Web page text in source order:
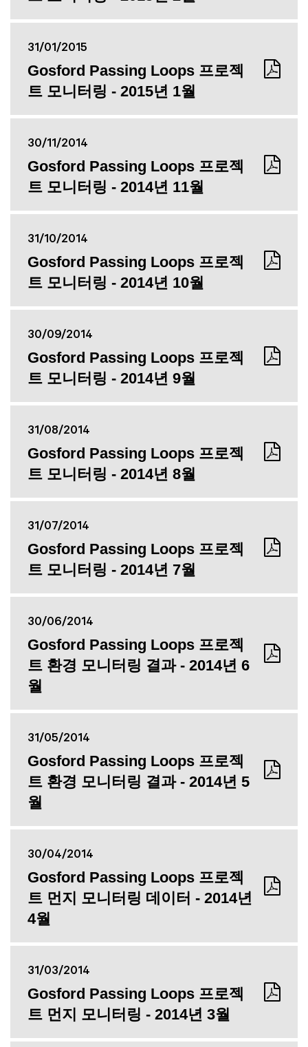
31/01/2015
Gosford Passing Loops 프로젝
트 모니터링 - 2015년 1월
30/11/2014
Gosford Passing Loops 프로젝
트 모니터링 - 2014년 11월
31/10/2014
Gosford Passing Loops 프로젝
트 모니터링 - 2014년 10월
30/09/2014
Gosford Passing Loops 프로젝
트 모니터링 - 2014년 9월
31/08/2014
Gosford Passing Loops 프로젝
트 모니터링 - 2014년 8월
31/07/2014
Gosford Passing Loops 프로젝
트 모니터링 - 2014년 7월
30/06/2014
Gosford Passing Loops 프로젝
트 환경 모니터링 결과 - 2014년 6
월
31/05/2014
Gosford Passing Loops 프로젝
트 환경 모니터링 결과 - 2014년 5
월
30/04/2014
Gosford Passing Loops 프로젝
트 먼지 모니터링 데이터 - 2014년
4월
31/03/2014
Gosford Passing Loops 프로젝
트 먼지 모니터링 - 2014년 3월